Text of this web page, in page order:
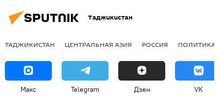
Таджикистан
ТАДЖИКИСТАН ЦЕНТРАЛЬНАЯ АЗИЯ РОССИЯ ПОЛИТИКА
Макс Telegram Дзен VK